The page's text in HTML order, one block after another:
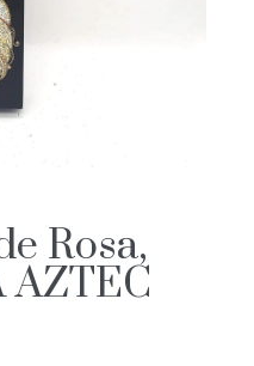
Rosa,
AZTEC